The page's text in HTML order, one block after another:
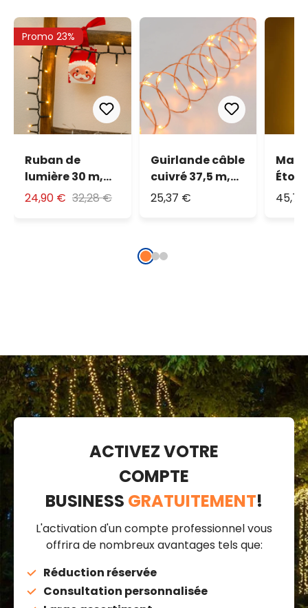
Promo 23%
Ruban de
lumière 30 m,
1500 led blanc
24,90 € 32,28 €
Guirlande câble
cuivré 37,5 m,
500 microled
25,37 €
m,
ACTIVEZ VOTRE
COMPTE
BUSINESS GRATUITEMENT!
L'activation d'un compte professionnel vous
offrira de nombreux avantages tels que:
Réduction réservée
Consultation personnalisée